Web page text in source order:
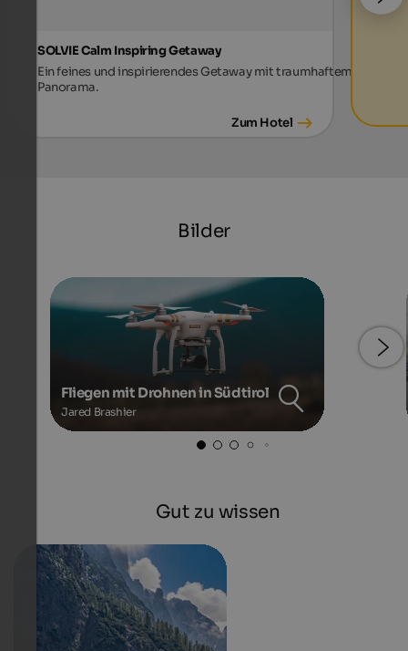
SOLVIE Calm Inspiring Getaway
Ein feines und inspirierendes Getaway mit traumhaftem
Panorama.
Zum Hotel
Bilder
Fliegen mit Drohnen in Südtirol
Jared Brashier
Gut zu wissen